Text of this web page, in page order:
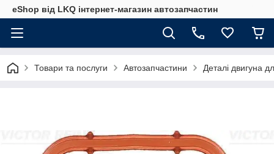
eShop від LKQ інтернет-магазин автозапчастин
Товари та послуги Автозапчастини Деталі двигуна